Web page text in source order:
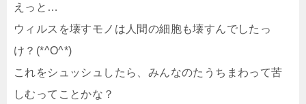
えっと…
ウィルスを壊すモノは人間の細胞も壊すんでしたっ
け？(*^O^*)
これをシュッシュしたら、みんなのたうちまわって苦
しむってことかな？